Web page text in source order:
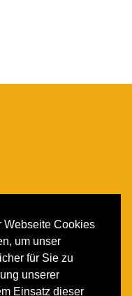
Webseite Cookies
um unser
für Sie zu
unserer
Einsatz dieser